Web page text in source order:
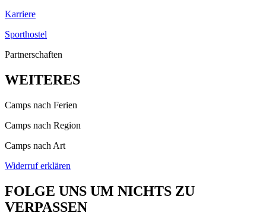
Karriere
Sporthostel
Partnerschaften
WEITERES
Camps nach Ferien
Camps nach Region
Camps nach Art
Widerruf erklären
FOLGE UNS UM NICHTS ZU
VERPASSEN